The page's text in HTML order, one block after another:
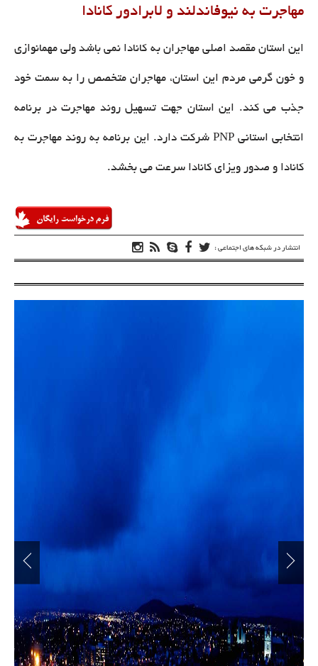
مهاجرت به نیوفاندلند و لابرادور کانادا
این استان مقصد اصلی مهاجران به کانادا نمی باشد ولی مهمانوازی
و خون گرمی مردم این استان، مهاجران متخصص را به سمت خود
جذب می کند. این استان جهت تسهیل روند مهاجرت در برنامه
انتخابی استانی PNP شرکت دارد. این برنامه به روند مهاجرت به
کانادا و صدور ویزای کانادا سرعت می بخشد.
انتشار در شبکه های اجتماعی :